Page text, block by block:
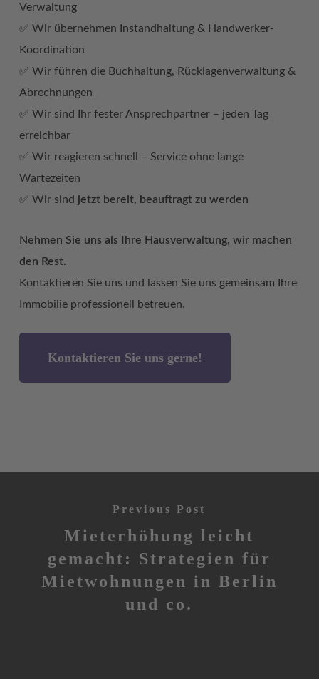
Verwaltung
✅ Wir übernehmen Instandhaltung & Handwerker-
Koordination
✅ Wir führen die Buchhaltung, Rücklagenverwaltung &
Abrechnungen
✅ Wir sind Ihr fester Ansprechpartner – jeden Tag
erreichbar
✅ Wir reagieren schnell – Service ohne lange
Wartezeiten
✅ Wir sind jetzt bereit, beauftragt zu werden
Nehmen Sie uns als Ihre Hausverwaltung, wir machen
den Rest.
Kontaktieren Sie uns und lassen Sie uns gemeinsam Ihre
Immobilie professionell betreuen.
Kontaktieren Sie uns gerne!
Previous Post
Mieterhöhung leicht
gemacht: Strategien für
Mietwohnungen in Berlin
und co.